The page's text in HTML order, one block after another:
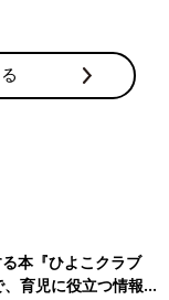
本『ひよこクラブ
育児に役立つ情報が